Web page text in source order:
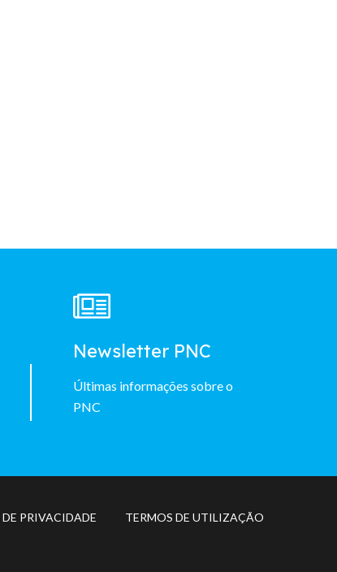
Newsletter PNC
Últimas informações sobre o
PNC
PRIVACIDADE TERMOS DE UTILIZAÇÃO